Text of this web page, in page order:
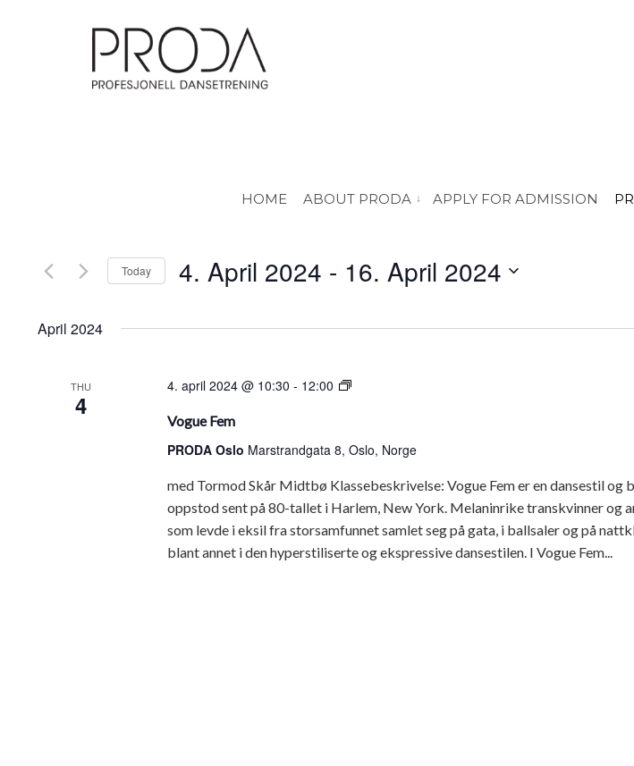
HOME ABOUT PRODA vis submeny for “About PRODA”
APPLY FOR ADMISSION
Views
Keyword.
Today 4. April 2024 - 16. April 2024
April 2024
THU
4
4. april 2024 @ 10:30 - 12:00
Vogue
Vogue Fem
PRODA Oslo Marstrandgata 8, Oslo, Norge
med Tormod Skår Midtbø Klassebeskrivelse: Vogue Fem er en dansestil
oppstod sent på 80-tallet i Harlem, New York. Melaninrike transkvinner og
som levde i eksil fra storsamfunnet samlet seg på gata, i ballsaler og på
blant annet i den hyperstiliserte og ekspressive dansestilen. I Vogue Fem...